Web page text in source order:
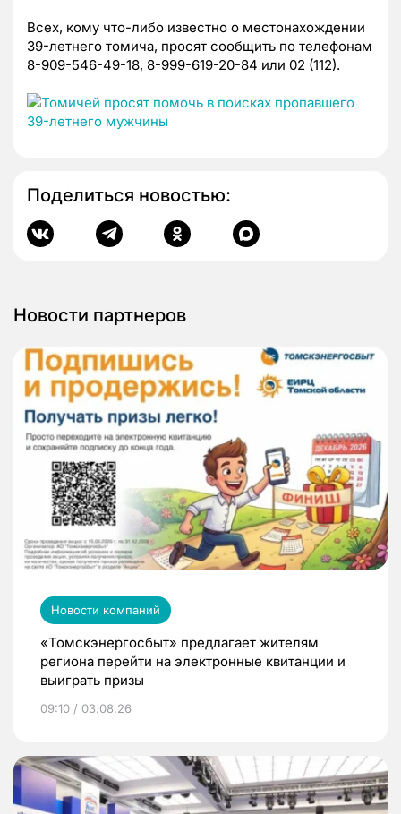
Всех, кому что-либо известно о местонахождении
39-летнего томича, просят сообщить по телефонам
8-909-546-49-18, 8-999-619-20-84 или 02 (112).
Поделиться новостью:
Новости партнеров
Новости компаний
«Томскэнергосбыт» предлагает жителям
региона перейти на электронные квитанции и
выиграть призы
09:10 / 03.08.26